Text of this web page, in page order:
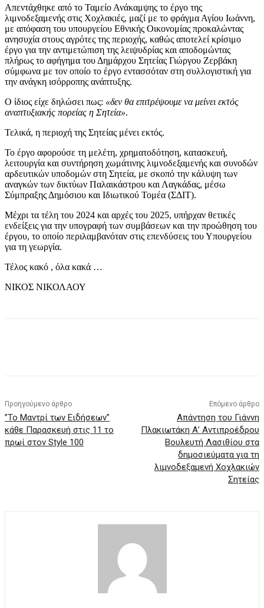
Απεντάχθηκε από το Ταμείο Ανάκαμψης το έργο της
λιμνοδεξαμενής στις Χοχλακιές, μαζί με το φράγμα Αγίου Ιωάννη,
με απόφαση του υπουργείου Εθνικής Οικονομίας προκαλώντας
ανησυχία στους αγρότες της περιοχής, καθώς αποτελεί κρίσιμο
έργο για την αντιμετώπιση της λειψυδρίας και αποδομώντας
πλήρως το αφήγημα του Δημάρχου Σητείας Γιώργου Ζερβάκη
σύμφωνα με τον οποίο το έργο εντασσόταν στη συλλογιστική για
την ανάγκη ισόρροπης ανάπτυξης.
Ο ίδιος είχε δηλώσει πως: «δεν θα επιτρέψουμε να μείνει εκτός
αναπτυξιακής πορείας η Σητεία».
Τελικά, η περιοχή της Σητείας μένει εκτός.
Το έργο αφορούσε τη μελέτη, χρηματοδότηση, κατασκευή,
λειτουργία και συντήρηση χωμάτινης λιμνοδεξαμενής και συνοδών
αρδευτικών υποδομών στη Σητεία, με σκοπό την κάλυψη των
αναγκών των δικτύων Παλαικάστρου και Λαγκάδας, μέσω
Σύμπραξης Δημόσιου και Ιδιωτικού Τομέα (ΣΔΙΤ).
Μέχρι τα τέλη του 2024 και αρχές του 2025, υπήρχαν θετικές
ενδείξεις για την υπογραφή των συμβάσεων και την προώθηση του
έργου, το οποίο περιλαμβανόταν στις επενδύσεις του Υπουργείου
για τη γεωργία.
Τέλος κακό , όλα κακά …
ΝΙΚΟΣ ΝΙΚΟΛΑΟΥ
Προηγούμενο άρθρο
”Το Μαντρί των Ειδήσεων”
κάθε Παρασκευή στις 11 το
πρωί στον Style 100
Επόμενο άρθρο
Aπάντηση του Γιάννη
Πλακιωτάκη Α’ Αντιπροέδρου
Βουλευτή Λασιθίου στα
δημοσιεύματα για τη
λιμνοδεξαμενή Χοχλακιών
Σητείας